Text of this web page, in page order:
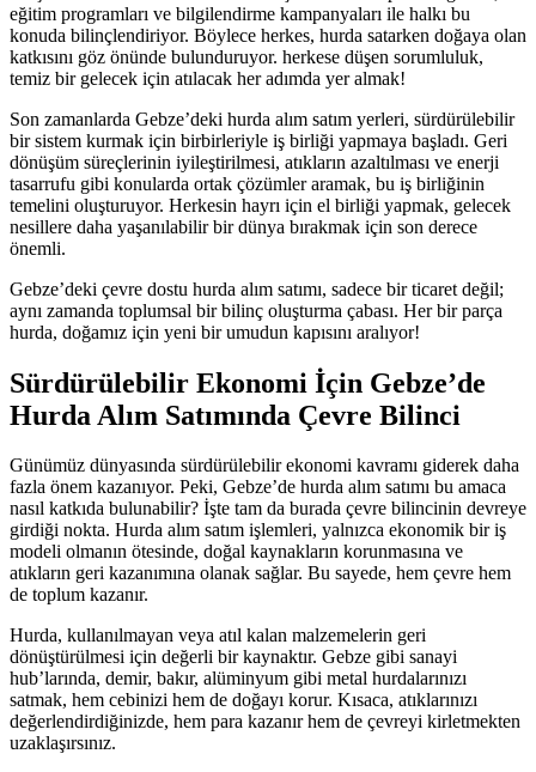
eğitim programları ve bilgilendirme kampanyaları ile halkı bu
konuda bilinçlendiriyor. Böylece herkes, hurda satarken doğaya olan
katkısını göz önünde bulunduruyor. herkese düşen sorumluluk,
temiz bir gelecek için atılacak her adımda yer almak!
Son zamanlarda Gebze’deki hurda alım satım yerleri, sürdürülebilir
bir sistem kurmak için birbirleriyle iş birliği yapmaya başladı. Geri
dönüşüm süreçlerinin iyileştirilmesi, atıkların azaltılması ve enerji
tasarrufu gibi konularda ortak çözümler aramak, bu iş birliğinin
temelini oluşturuyor. Herkesin hayrı için el birliği yapmak, gelecek
nesillere daha yaşanılabilir bir dünya bırakmak için son derece
önemli.
Gebze’deki çevre dostu hurda alım satımı, sadece bir ticaret değil;
aynı zamanda toplumsal bir bilinç oluşturma çabası. Her bir parça
hurda, doğamız için yeni bir umudun kapısını aralıyor!
Sürdürülebilir Ekonomi İçin Gebze’de
Hurda Alım Satımında Çevre Bilinci
Günümüz dünyasında sürdürülebilir ekonomi kavramı giderek daha
fazla önem kazanıyor. Peki, Gebze’de hurda alım satımı bu amaca
nasıl katkıda bulunabilir? İşte tam da burada çevre bilincinin devreye
girdiği nokta. Hurda alım satım işlemleri, yalnızca ekonomik bir iş
modeli olmanın ötesinde, doğal kaynakların korunmasına ve
atıkların geri kazanımına olanak sağlar. Bu sayede, hem çevre hem
de toplum kazanır.
Hurda, kullanılmayan veya atıl kalan malzemelerin geri
dönüştürülmesi için değerli bir kaynaktır. Gebze gibi sanayi
hub’larında, demir, bakır, alüminyum gibi metal hurdalarınızı
satmak, hem cebinizi hem de doğayı korur. Kısaca, atıklarınızı
değerlendirdiğinizde, hem para kazanır hem de çevreyi kirletmekten
uzaklaşırsınız.